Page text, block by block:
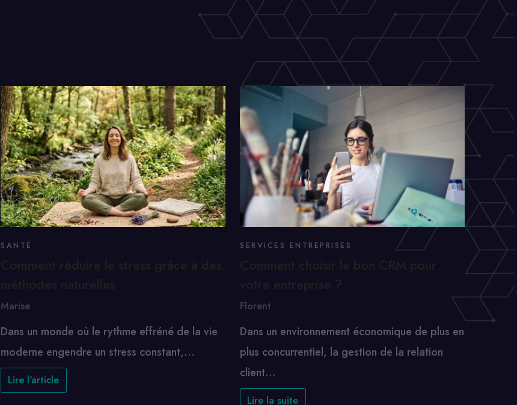
SANTÉ
Marise
Dans un monde où le rythme effréné de la vie
moderne engendre un stress constant,…
Lire l'article
SERVICES ENTREPRISES
Florent
Dans un environnement économique de plus en
plus concurrentiel, la gestion de la relation
client…
Lire la suite